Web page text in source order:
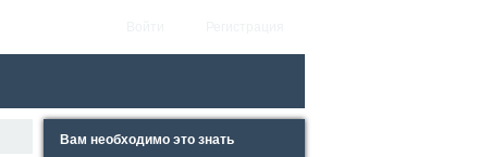
Вам необходимо это знать